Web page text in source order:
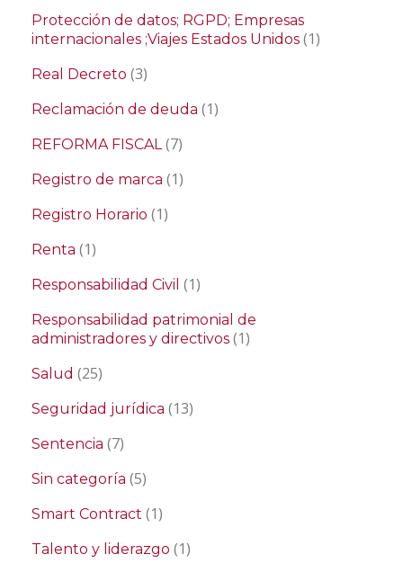
Protección de datos; RGPD; Empresas
internacionales ;Viajes Estados Unidos (1)
Real Decreto (3)
Reclamación de deuda (1)
REFORMA FISCAL (7)
Registro de marca (1)
Registro Horario (1)
Renta (1)
Responsabilidad Civil (1)
Responsabilidad patrimonial de
administradores y directivos (1)
Salud (25)
Seguridad jurídica (13)
Sentencia (7)
Sin categoría (5)
Smart Contract (1)
Talento y liderazgo (1)